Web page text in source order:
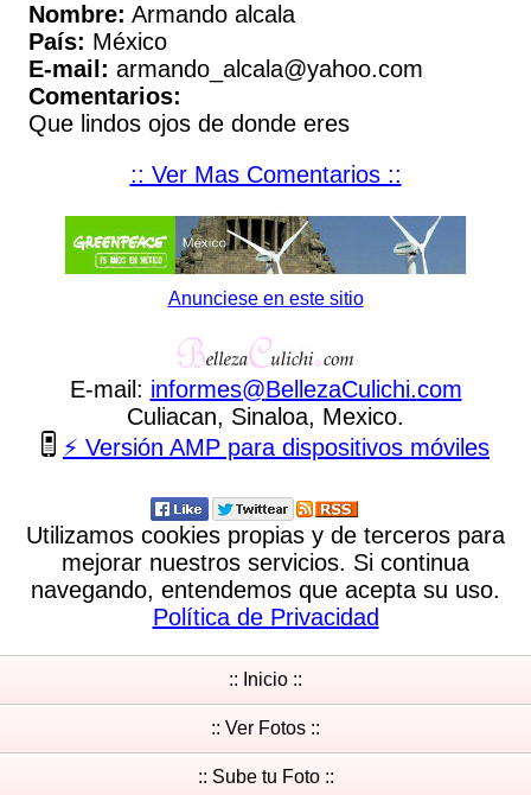
Nombre: Armando alcala
País: México
E-mail: armando_alcala@yahoo.com
Comentarios:
Que lindos ojos de donde eres
:: Ver Mas Comentarios ::
Anunciese en este sitio
E-mail: informes@BellezaCulichi.com
Culiacan, Sinaloa, Mexico.
⚡ Versión AMP para dispositivos móviles
Utilizamos cookies propias y de terceros para
mejorar nuestros servicios. Si continua
navegando, entendemos que acepta su uso.
Política de Privacidad
:: Inicio ::
:: Ver Fotos ::
:: Sube tu Foto ::